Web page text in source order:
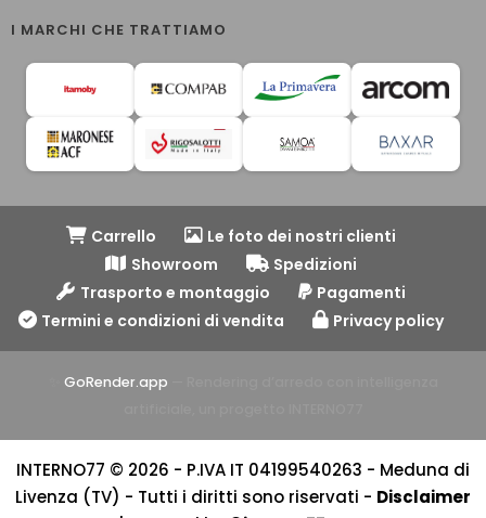
I MARCHI CHE TRATTIAMO
Carrello
Le foto dei nostri clienti
Showroom
Spedizioni
Trasporto e montaggio
Pagamenti
Termini e condizioni di vendita
Privacy policy
GoRender.app
INTERNO77 © 2026 - P.IVA IT 04199540263 - Meduna di
Livenza (TV) - Tutti i diritti sono riservati - Disclaimer